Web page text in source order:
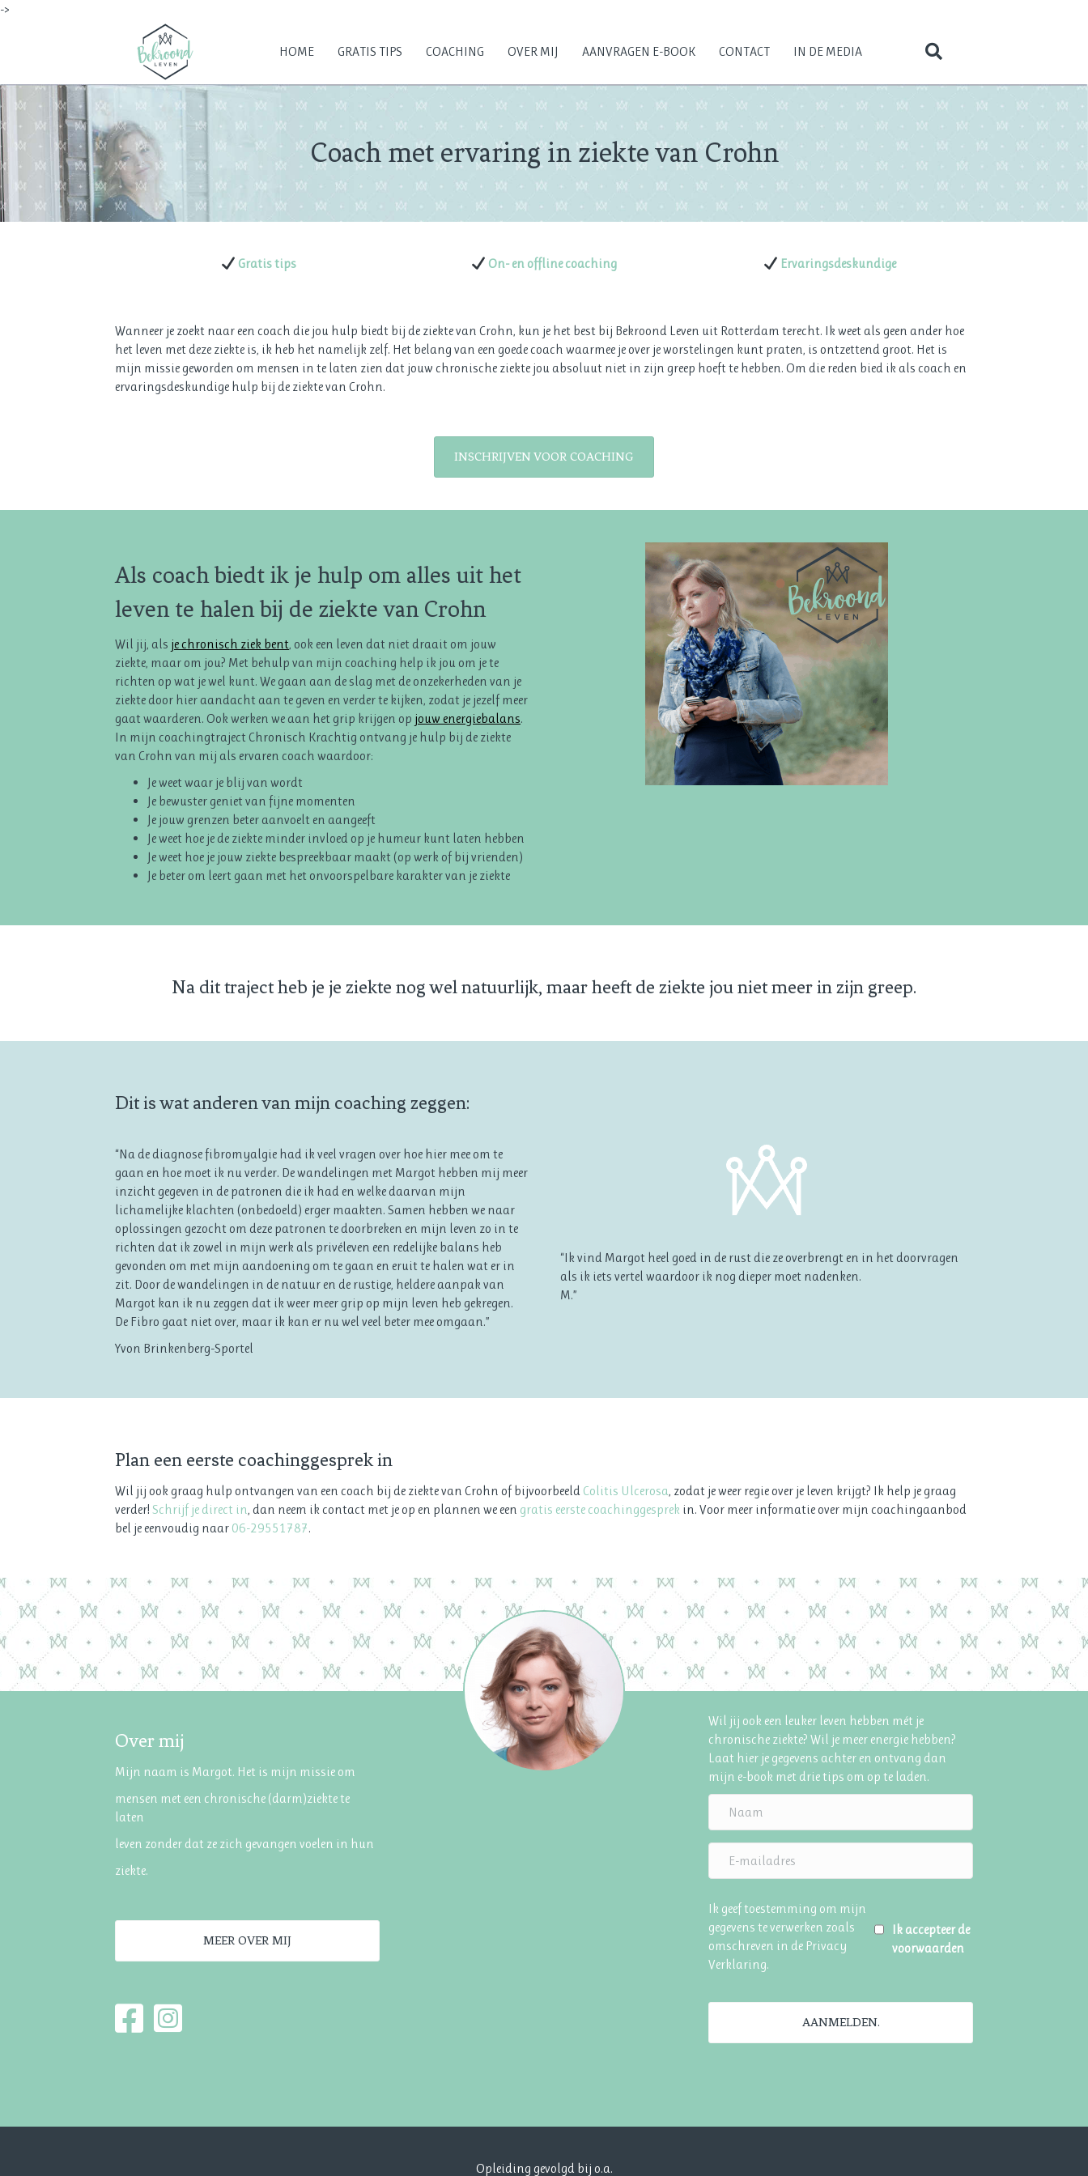
->
HOME GRATIS TIPS COACHING OVER MIJ AANVRAGEN E-BOOK CONTACT IN DE MEDIA
Coach met ervaring in ziekte van Crohn
Gratis tips On- en offline coaching Ervaringsdeskundige
Wanneer je zoekt naar een coach die jou hulp biedt bij de ziekte van Crohn, kun je het best bij Bekroond Leven uit Rotterdam terecht. Ik weet als geen ander hoe
het leven met deze ziekte is, ik heb het namelijk zelf. Het belang van een goede coach waarmee je over je worstelingen kunt praten, is ontzettend groot. Het is
mijn missie geworden om mensen in te laten zien dat jouw chronische ziekte jou absoluut niet in zijn greep hoeft te hebben. Om die reden bied ik als coach en
ervaringsdeskundige hulp bij de ziekte van Crohn.
INSCHRIJVEN VOOR COACHING
Als coach biedt ik je hulp om alles uit het
leven te halen bij de ziekte van Crohn
Wil jij, als je chronisch ziek bent, ook een leven dat niet draait om jouw
ziekte, maar om jou? Met behulp van mijn coaching help ik jou om je te
richten op wat je wel kunt. We gaan aan de slag met de onzekerheden van je
ziekte door hier aandacht aan te geven en verder te kijken, zodat je jezelf meer
gaat waarderen. Ook werken we aan het grip krijgen op jouw energiebalans.
In mijn coachingtraject Chronisch Krachtig ontvang je hulp bij de ziekte
van Crohn van mij als ervaren coach waardoor:
Je weet waar je blij van wordt
Je bewuster geniet van fijne momenten
Je jouw grenzen beter aanvoelt en aangeeft
Je weet hoe je de ziekte minder invloed op je humeur kunt laten hebben
Je weet hoe je jouw ziekte bespreekbaar maakt (op werk of bij vrienden)
Je beter om leert gaan met het onvoorspelbare karakter van je ziekte
Na dit traject heb je je ziekte nog wel natuurlijk, maar heeft de ziekte jou niet meer in zijn greep.
Dit is wat anderen van mijn coaching zeggen:
“Na de diagnose fibromyalgie had ik veel vragen over hoe hier mee om te
gaan en hoe moet ik nu verder. De wandelingen met Margot hebben mij meer
inzicht gegeven in de patronen die ik had en welke daarvan mijn
lichamelijke klachten (onbedoeld) erger maakten. Samen hebben we naar
oplossingen gezocht om deze patronen te doorbreken en mijn leven zo in te
richten dat ik zowel in mijn werk als privéleven een redelijke balans heb
gevonden om met mijn aandoening om te gaan en eruit te halen wat er in
zit. Door de wandelingen in de natuur en de rustige, heldere aanpak van
Margot kan ik nu zeggen dat ik weer meer grip op mijn leven heb gekregen.
De Fibro gaat niet over, maar ik kan er nu wel veel beter mee omgaan.”
Yvon Brinkenberg-Sportel
“Ik vind Margot heel goed in de rust die ze overbrengt en in het doorvragen
als ik iets vertel waardoor ik nog dieper moet nadenken.
M.”
Plan een eerste coachinggesprek in
Wil jij ook graag hulp ontvangen van een coach bij de ziekte van Crohn of bijvoorbeeld Colitis Ulcerosa, zodat je weer regie over je leven krijgt? Ik help je graag
verder! Schrijf je direct in, dan neem ik contact met je op en plannen we een gratis eerste coachinggesprek in. Voor meer informatie over mijn coachingaanbod
bel je eenvoudig naar 06-29551787.
Over mij
Mijn naam is Margot. Het is mijn missie om
mensen met een chronische (darm)ziekte te
laten
leven zonder dat ze zich gevangen voelen in hun
ziekte.
MEER OVER MIJ
Wil jij ook een leuker leven hebben mét je
chronische ziekte? Wil je meer energie hebben?
Laat hier je gegevens achter en ontvang dan
mijn e-book met drie tips om op te laden.
Ik geef toestemming om mijn
gegevens te verwerken zoals
omschreven in de Privacy
Verklaring.
Ik accepteer de
voorwaarden
AANMELDEN.
Opleiding gevolgd bij o.a.